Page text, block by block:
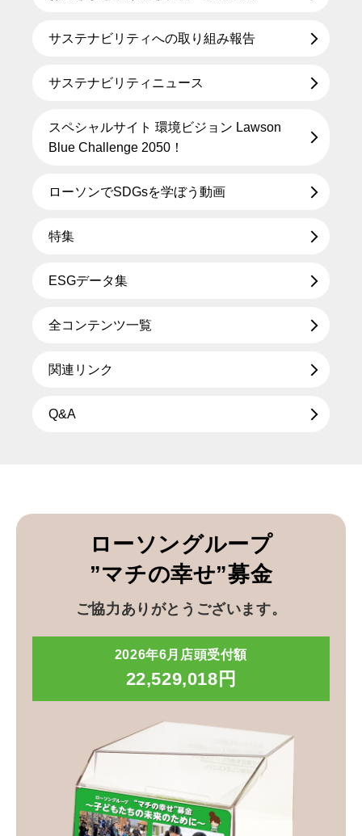
サステナビリティへの取り組み報告
サステナビリティニュース
スペシャルサイト 環境ビジョン Lawson
Blue Challenge 2050！
ローソンでSDGsを学ぼう動画
特集
ESGデータ集
全コンテンツ一覧
関連リンク
Q&A
ローソングループ
”マチの幸せ”募金
ご協力ありがとうございます。
2026年6月店頭受付額
22,529,018円